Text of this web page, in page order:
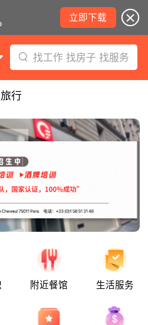
立即下载
找工作 找房子 找服务
行
附近餐馆 生活服务
闻：法国医学实习名额大增！
部分关闭！宠物店违规罚款出